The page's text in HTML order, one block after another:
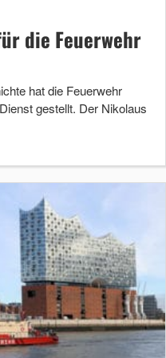
die Feuerwehr
hat die Feuerwehr
gestellt. Der Nikolaus